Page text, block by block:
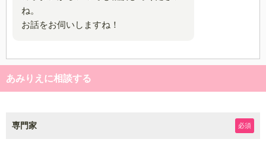
ね。
お話をお伺いしますね！
あみりえに相談する
専門家 必須